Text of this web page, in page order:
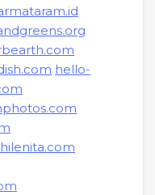
hello-